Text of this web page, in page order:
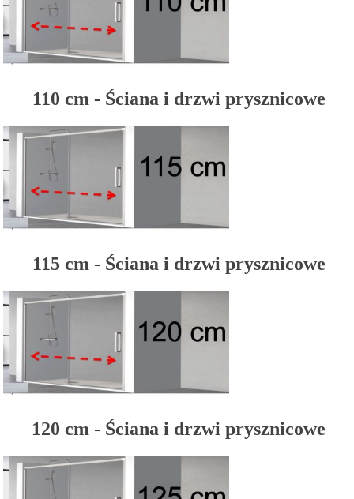
110 cm - Ściana i drzwi prysznicowe
115 cm - Ściana i drzwi prysznicowe
120 cm - Ściana i drzwi prysznicowe